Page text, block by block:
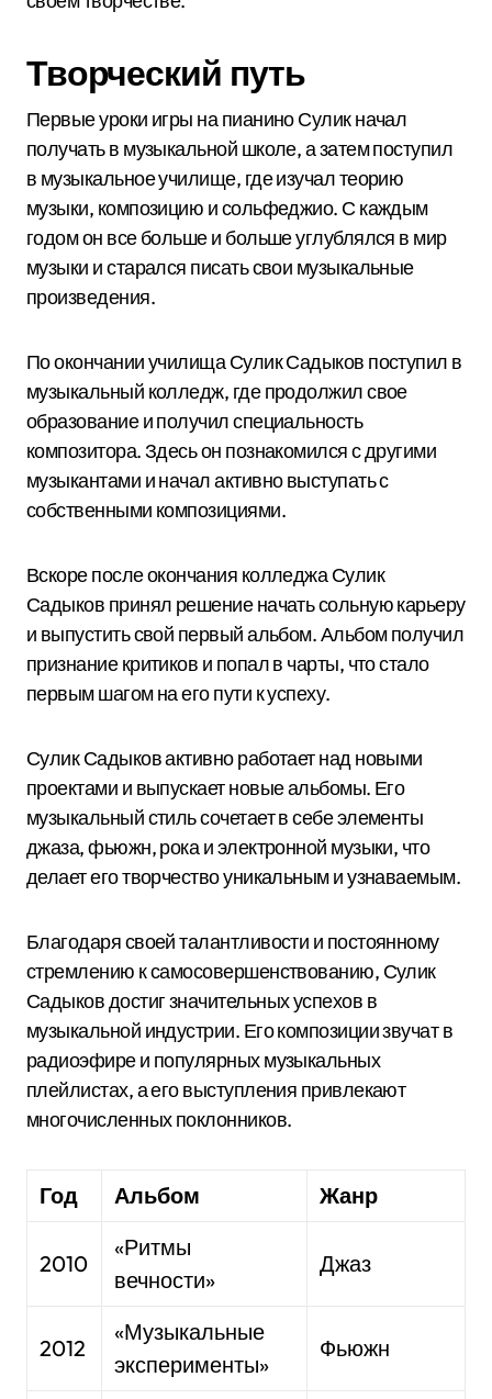
Творческий путь
Первые уроки игры на пианино Сулик начал
получать в музыкальной школе, а затем поступил
в музыкальное училище, где изучал теорию
музыки, композицию и сольфеджио. С каждым
годом он все больше и больше углублялся в мир
музыки и старался писать свои музыкальные
произведения.
По окончании училища Сулик Садыков поступил в
музыкальный колледж, где продолжил свое
образование и получил специальность
композитора. Здесь он познакомился с другими
музыкантами и начал активно выступать с
собственными композициями.
Вскоре после окончания колледжа Сулик
Садыков принял решение начать сольную карьеру
и выпустить свой первый альбом. Альбом получил
признание критиков и попал в чарты, что стало
первым шагом на его пути к успеху.
Сулик Садыков активно работает над новыми
проектами и выпускает новые альбомы. Его
музыкальный стиль сочетает в себе элементы
джаза, фьюжн, рока и электронной музыки, что
делает его творчество уникальным и узнаваемым.
Благодаря своей талантливости и постоянному
стремлению к самосовершенствованию, Сулик
Садыков достиг значительных успехов в
музыкальной индустрии. Его композиции звучат в
радиоэфире и популярных музыкальных
плейлистах, а его выступления привлекают
многочисленных поклонников.
Год Альбом Жанр
2010
«Ритмы
вечности»
Джаз
2012
«Музыкальные
эксперименты»
Фьюжн